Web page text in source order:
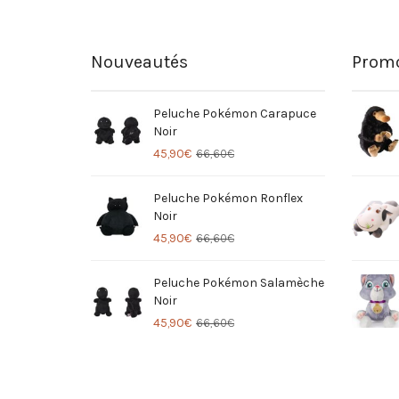
Nouveautés
Peluche Pokémon Carapuce
Noir
66,60€
45,90€
Peluche Pokémon Ronflex
Noir
66,60€
45,90€
Peluche Pokémon Salamèche
Noir
66,60€
45,90€